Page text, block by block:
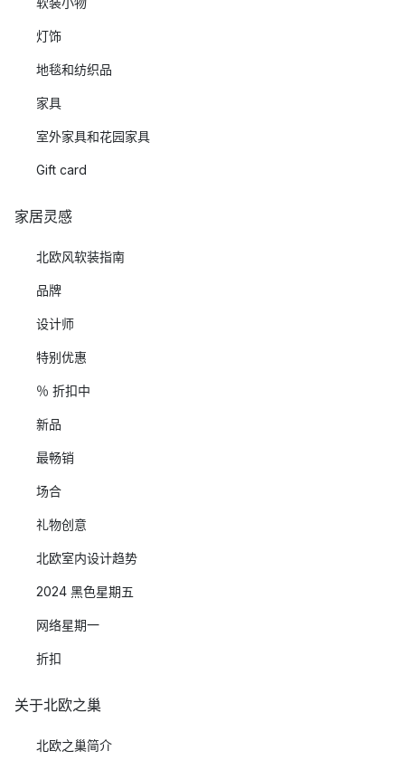
灯饰
地毯和纺织品
家具
室外家具和花园家具
Gift card
家居灵感
北欧风软装指南
品牌
设计师
特别优惠
％ 折扣中
新品
最畅销
场合
礼物创意
北欧室内设计趋势
2024 黑色星期五
网络星期一
折扣
关于北欧之巢
北欧之巢简介